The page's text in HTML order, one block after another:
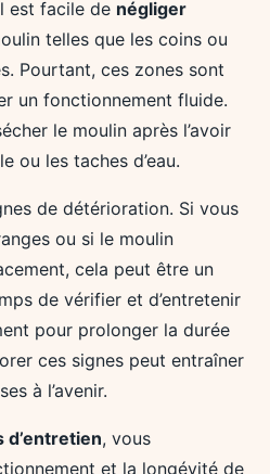
est facile de négliger
telles que les coins ou
Pourtant, ces zones sont
un fonctionnement fluide.
le moulin après l’avoir
ou les taches d’eau.
de détérioration. Si vous
ou si le moulin
cela peut être un
de vérifier et d’entretenir
pour prolonger la durée
ces signes peut entraîner
à l’avenir.
d’entretien, vous
et la longévité de